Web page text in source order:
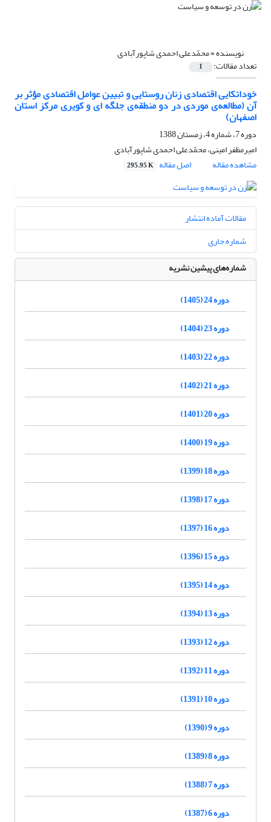
نویسنده =محمّدعلی احمدی شاپورآبادی
تعداد مقالات: 1
خوداتکایی اقتصادی زنان روستایی و تبیین عوامل اقتصادی مؤثر بر
آن (مطالعه‌ی موردی در دو منطقه‌ی جلگه ای و کویری مرکز استان
اصفهان)
دوره 7، شماره 4، زمستان 1388
امیرمظفر امینی، محمّدعلی احمدی شاپورآبادی
مشاهده مقاله
اصل مقاله 295.95 K
مقالات آماده انتشار
شماره جاری
شماره‌های پیشین نشریه
دوره 24 (1405)
دوره 23 (1404)
دوره 22 (1403)
دوره 21 (1402)
دوره 20 (1401)
دوره 19 (1400)
دوره 18 (1399)
دوره 17 (1398)
دوره 16 (1397)
دوره 15 (1396)
دوره 14 (1395)
دوره 13 (1394)
دوره 12 (1393)
دوره 11 (1392)
دوره 10 (1391)
دوره 9 (1390)
دوره 8 (1389)
دوره 7 (1388)
دوره 6 (1387)